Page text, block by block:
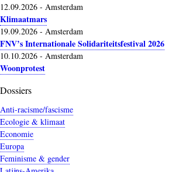
12.09.2026 - Amsterdam
Klimaatmars
19.09.2026 - Amsterdam
FNV’s Internationale Solidariteitsfestival 2026
10.10.2026 - Amsterdam
Woonprotest
Dossiers
Anti-racisme/fascisme
Ecologie & klimaat
Economie
Europa
Feminisme & gender